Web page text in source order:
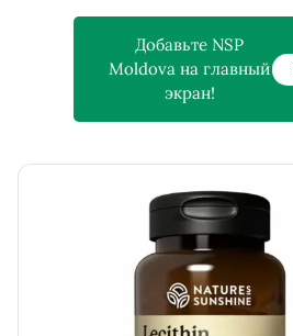
> >
Добавьте NSP
Moldova на главный
экран!